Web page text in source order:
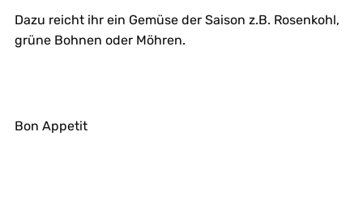
Dazu reicht ihr ein Gemüse der Saison z.B. Rosenkohl,
grüne Bohnen oder Möhren.
Bon Appetit